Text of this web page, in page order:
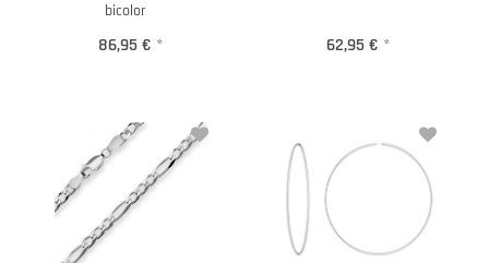
bicolor
86,95 € * 62,95 € *